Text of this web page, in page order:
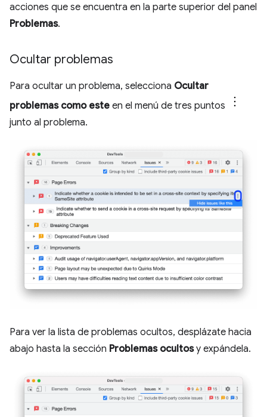
acciones que se encuentra en la parte superior del panel
Problemas.
Ocultar problemas
Para ocultar un problema, selecciona Ocultar
problemas como este en el menú de tres puntos
junto al problema.
Para ver la lista de problemas ocultos, desplázate hacia
abajo hasta la sección Problemas ocultosy expándela.